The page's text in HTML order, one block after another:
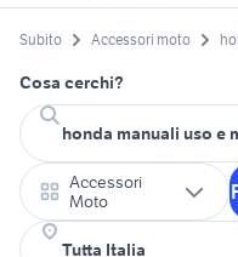
Subito Accessori moto
Cosa cerchi?
Accessori
Moto